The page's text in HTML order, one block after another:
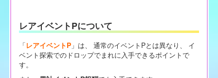
レアイベントPについて
「レアイベントP」は、 通常のイベントPとは異なり、 イ
ベント探索でのドロップでまれに入手できるポイントで
す。